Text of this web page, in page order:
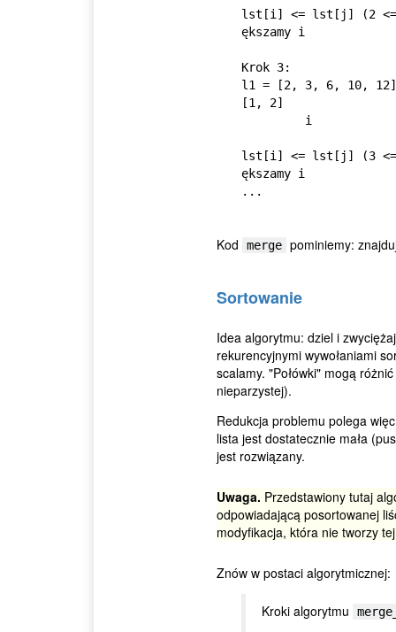
lst[i] <= lst[j] (2 <=
ększamy i
Krok 3:
l1 = [2, 3, 6, 10,
[1, 2]
lst[i] <= lst[j] (3 <=
ększamy i
...
Kod merge pominiemy:
Sortowanie
Idea algorytmu: dziel i
rekurencyjnymi wywołaniami
scalamy. "Połówki" mogą
nieparzystej).
Redukcja problemu polega
lista jest dostatecznie mała
jest rozwiązany.
Uwaga. Przedstawiony tutaj
odpowiadającą posortowanej
modyfikacja, która nie tworzy
Znów w postaci algorytmicznej:
Kroki algorytmu